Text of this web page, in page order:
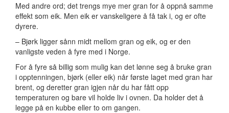
Med andre ord; det trengs mye mer gran for å oppnå samme
effekt som eik. Men eik er vanskeligere å få tak i, og er ofte
dyrere.
– Bjørk ligger sånn midt mellom gran og eik, og er den
vanligste veden å fyre med i Norge.
For å fyre så billig som mulig kan det lønne seg å bruke gran
i opptenningen, bjørk (eller eik) når første laget med gran har
brent, og deretter gran igjen når du har fått opp
temperaturen og bare vil holde liv i ovnen. Da holder det å
legge på en kubbe eller to om gangen.